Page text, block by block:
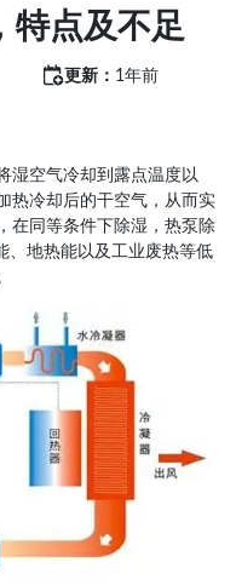
特点及不足
更新： 1年前
湿空气冷却到露点温度以
热冷却后的干空气，从而实
在同等条件下除湿，热泵除
、地热能以及工业废热等低